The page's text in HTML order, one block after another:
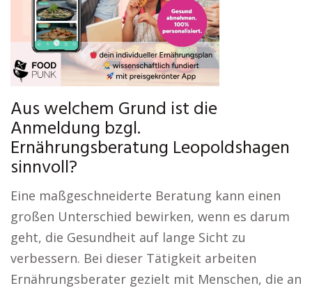
Aus welchem Grund ist die
Anmeldung bzgl.
Ernährungsberatung Leopoldshagen
sinnvoll?
Eine maßgeschneiderte Beratung kann einen
großen Unterschied bewirken, wenn es darum
geht, die Gesundheit auf lange Sicht zu
verbessern. Bei dieser Tätigkeit arbeiten
Ernährungsberater gezielt mit Menschen, die an